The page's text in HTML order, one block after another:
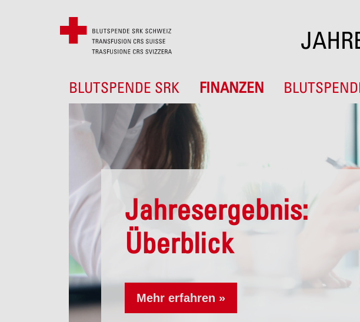
BLUTSPENDE SRK FINANZEN
Jahresergebnis:
Überblick
Mehr erfahren »